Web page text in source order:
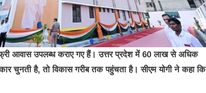
फ्री आवास उपलब्ध कराए गए हैं। उत्तर प्रदेश में 60 लाख से अधिक
चुनती है, तो विकास गरीब तक पहुंचता है। सीएम योगी ने कहा कि